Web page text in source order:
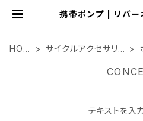
携帯ポンプ | リバー
HOM
サイクルアクセサリ
テキストを入